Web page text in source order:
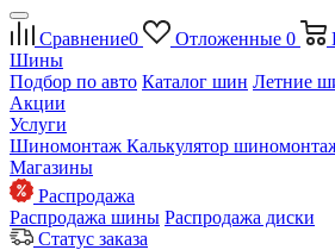
Сравнение0 Отложенные 0
Шины
Подбор по авто Каталог шин Летние
Акции
Услуги
Шиномонтаж Калькулятор
Магазины
Распродажа
Распродажа шины Распродажа диски
Статус заказа